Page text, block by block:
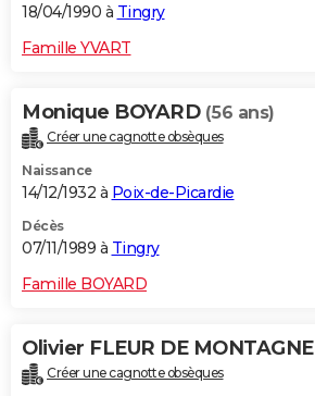
18/04/1990 à Tingry
Famille YVART
Monique BOYARD (56 ans)
Créer une cagnotte obsèques
Naissance
14/12/1932 à Poix-de-Picardie
Décès
07/11/1989 à Tingry
Famille BOYARD
Olivier FLEUR DE MONTAGNE
Créer une cagnotte obsèques